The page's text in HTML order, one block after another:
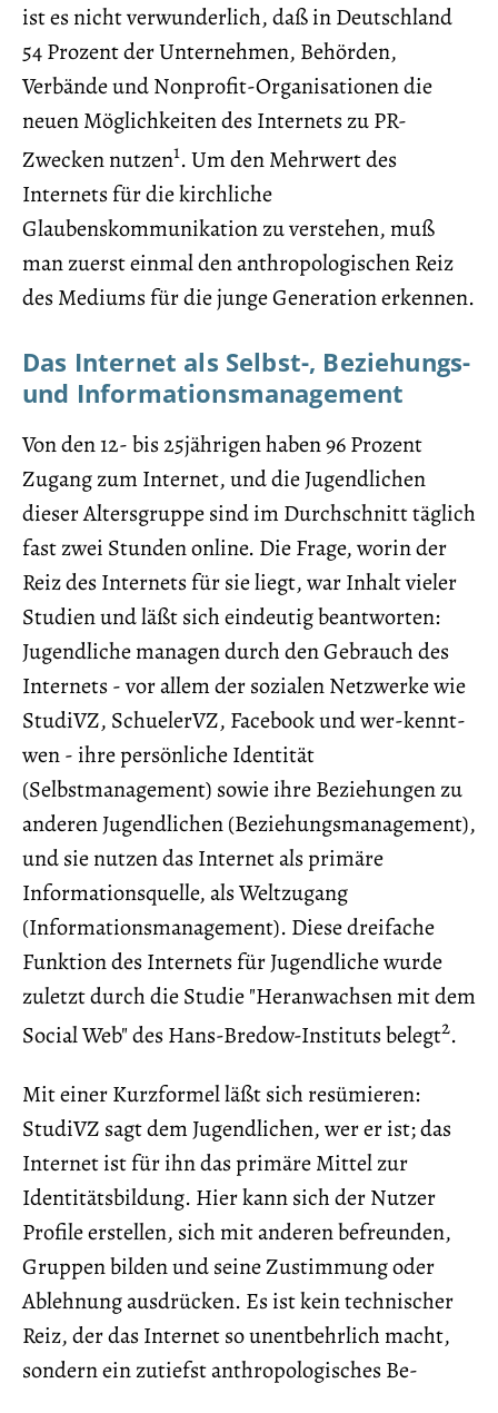
ist es nicht verwunderlich, daß in Deutschland
54 Prozent der Unternehmen, Behörden,
Verbände und Nonprofit-Organisationen die
neuen Möglichkeiten des Internets zu PR-
Zwecken nutzen1. Um den Mehrwert des
Internets für die kirchliche
Glaubenskommunikation zu verstehen, muß
man zuerst einmal den anthropologischen Reiz
des Mediums für die junge Generation erkennen.
Das Internet als Selbst-, Beziehungs-
und Informationsmanagement
Von den 12- bis 25jährigen haben 96 Prozent
Zugang zum Internet, und die Jugendlichen
dieser Altersgruppe sind im Durchschnitt täglich
fast zwei Stunden online. Die Frage, worin der
Reiz des Internets für sie liegt, war Inhalt vieler
Studien und läßt sich eindeutig beantworten:
Jugendliche managen durch den Gebrauch des
Internets - vor allem der sozialen Netzwerke wie
StudiVZ, SchuelerVZ, Facebook und wer-kennt-
wen - ihre persönliche Identität
(Selbstmanagement) sowie ihre Beziehungen zu
anderen Jugendlichen (Beziehungsmanagement),
und sie nutzen das Internet als primäre
Informationsquelle, als Weltzugang
(Informationsmanagement). Diese dreifache
Funktion des Internets für Jugendliche wurde
zuletzt durch die Studie "Heranwachsen mit dem
Social Web" des Hans-Bredow-Instituts belegt2.
Mit einer Kurzformel läßt sich resümieren:
StudiVZ sagt dem Jugendlichen, wer er ist; das
Internet ist für ihn das primäre Mittel zur
Identitätsbildung. Hier kann sich der Nutzer
Profile erstellen, sich mit anderen befreunden,
Gruppen bilden und seine Zustimmung oder
Ablehnung ausdrücken. Es ist kein technischer
Reiz, der das Internet so unentbehrlich macht,
sondern ein zutiefst anthropologisches Be-